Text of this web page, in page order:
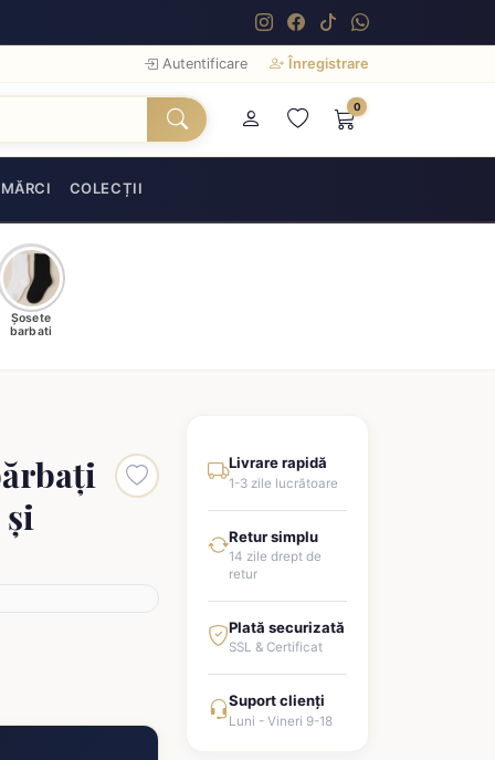
Autentificare Înregistrare
0
MĂRCI COLECȚII
Șosete
barbati
Livrare rapidă
1-3 zile lucrătoare
Retur simplu
14 zile drept de
retur
Plată securizată
SSL & Certificat
Suport clienți
Luni - Vineri 9-18